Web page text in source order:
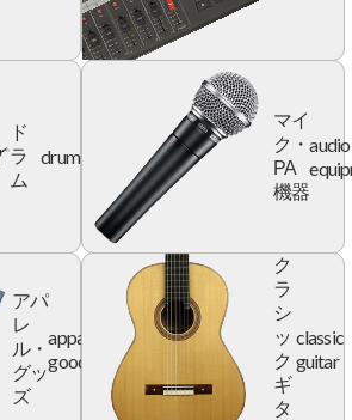
ド
ラ
ム
drum
マイ
ク・
PA
機器
audio
アパ
レ
ル・
グッ
ズ
apparel
goods
ク
ラ
シ
ッ
ク
ギ
タ
classic
guitar